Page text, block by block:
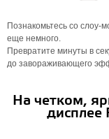
Познакомьтесь со
еще немного.
Превратите минуты в
до завораживающего
На четком,
дисплее